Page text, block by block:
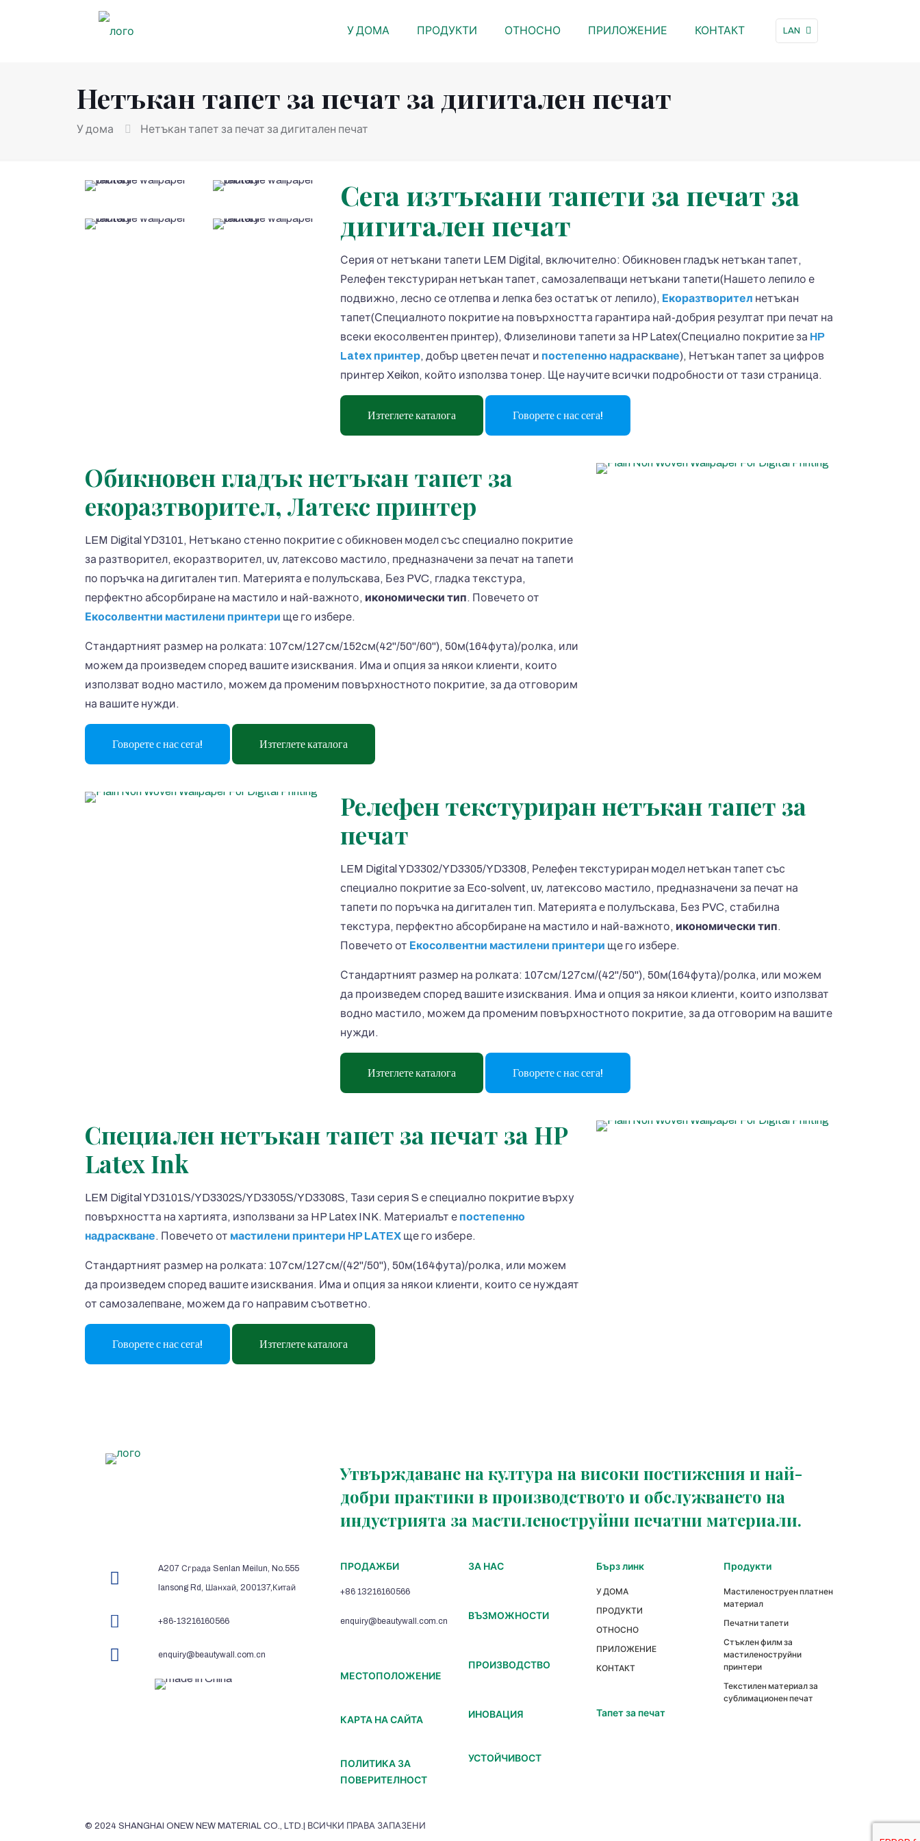
У ДОМА ПРОДУКТИ ОТНОСНО ПРИЛОЖЕНИЕ КОНТАКТ LAN
Нетъкан тапет за печат за дигитален печат
У дома Нетъкан тапет за печат за дигитален печат
Сега изтъкани тапети за печат за
дигитален печат
Серия от нетъкани тапети LEM Digital, включително: Обикновен гладък нетъкан тапет,
Релефен текстуриран нетъкан тапет, самозалепващи нетъкани тапети(Нашето лепило е
подвижно, лесно се отлепва и лепка без остатък от лепило), Екоразтворител нетъкан
тапет(Специалното покритие на повърхността гарантира най-добрия резултат при печат на
всеки екосолвентен принтер), Флизелинови тапети за HP Latex(Специално покритие за HP
Latex принтер, добър цветен печат и постепенно надраскване), Нетъкан тапет за цифров
принтер Xeikon, който използва тонер. Ще научите всички подробности от тази страница.
Изтеглете каталога Говорете с нас сега!
Обикновен гладък нетъкан тапет за
екоразтворител, Латекс принтер
LEM Digital YD3101, Нетъкано стенно покритие с обикновен модел със специално покритие
за разтворител, екоразтворител, uv, латексово мастило, предназначени за печат на тапети
по поръчка на дигитален тип. Материята е полулъскава, Без PVC, гладка текстура,
перфектно абсорбиране на мастило и най-важното, икономически тип. Повечето от
Екосолвентни мастилени принтери ще го избере.
Стандартният размер на ролката: 107см/127см/152см(42''/50''/60''), 50м(164фута)/ролка, или
можем да произведем според вашите изисквания. Има и опция за някои клиенти, които
използват водно мастило, можем да променим повърхностното покритие, за да отговорим
на вашите нужди.
Говорете с нас сега! Изтеглете каталога
Релефен текстуриран нетъкан тапет за
печат
LEM Digital YD3302/YD3305/YD3308, Релефен текстуриран модел нетъкан тапет със
специално покритие за Eco-solvent, uv, латексово мастило, предназначени за печат на
тапети по поръчка на дигитален тип. Материята е полулъскава, Без PVC, стабилна
текстура, перфектно абсорбиране на мастило и най-важното, икономически тип.
Повечето от Екосолвентни мастилени принтери ще го избере.
Стандартният размер на ролката: 107см/127см/(42''/50''), 50м(164фута)/ролка, или можем
да произведем според вашите изисквания. Има и опция за някои клиенти, които използват
водно мастило, можем да променим повърхностното покритие, за да отговорим на вашите
нужди.
Изтеглете каталога Говорете с нас сега!
Специален нетъкан тапет за печат за HP
Latex Ink
LEM Digital YD3101S/YD3302S/YD3305S/YD3308S, Тази серия S е специално покритие върху
повърхността на хартията, използвани за HP Latex INK. Материалът е постепенно
надраскване. Повечето от мастилени принтери HP LATEX ще го избере.
Стандартният размер на ролката: 107см/127см/(42''/50''), 50м(164фута)/ролка, или можем
да произведем според вашите изисквания. Има и опция за някои клиенти, които се нуждаят
от самозалепване, можем да го направим съответно.
Говорете с нас сега! Изтеглете каталога
Утвърждаване на култура на високи постижения и най-
добри практики в производството и обслужването на
индустрията за мастиленоструйни печатни материали.
A207 Сграда Senlan Meilun, No.555
lansong Rd, Шанхай, 200137,Китай
+86-13216160566
enquiry@beautywall.com.cn
ПРОДАЖБИ
+86 13216160566
enquiry@beautywall.com.cn
МЕСТОПОЛОЖЕНИЕ
КАРТА НА САЙТА
ПОЛИТИКА ЗА
ПОВЕРИТЕЛНОСТ
ЗА НАС
ВЪЗМОЖНОСТИ
ПРОИЗВОДСТВО
ИНОВАЦИЯ
УСТОЙЧИВОСТ
Бърз линк
У ДОМА
ПРОДУКТИ
ОТНОСНО
ПРИЛОЖЕНИЕ
КОНТАКТ
Тапет за печат
Продукти
Мастиленоструен платнен
материал
Печатни тапети
Стъклен филм за
мастиленоструйни
принтери
Текстилен материал за
сублимационен печат
© 2024 SHANGHAI ONEW NEW MATERIAL CO., LTD.| ВСИЧКИ ПРАВА ЗАПАЗЕНИ